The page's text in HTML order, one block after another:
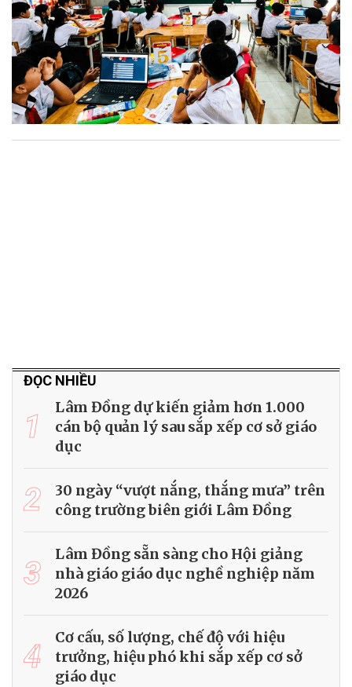
ĐỌC NHIỀU
1
Lâm Đồng dự kiến giảm hơn 1.000
cán bộ quản lý sau sắp xếp cơ sở giáo
dục
2
30 ngày “vượt nắng, thắng mưa” trên
công trường biên giới Lâm Đồng
3
Lâm Đồng sẵn sàng cho Hội giảng
nhà giáo giáo dục nghề nghiệp năm
2026
4
Cơ cấu, số lượng, chế độ với hiệu
trưởng, hiệu phó khi sắp xếp cơ sở
giáo dục